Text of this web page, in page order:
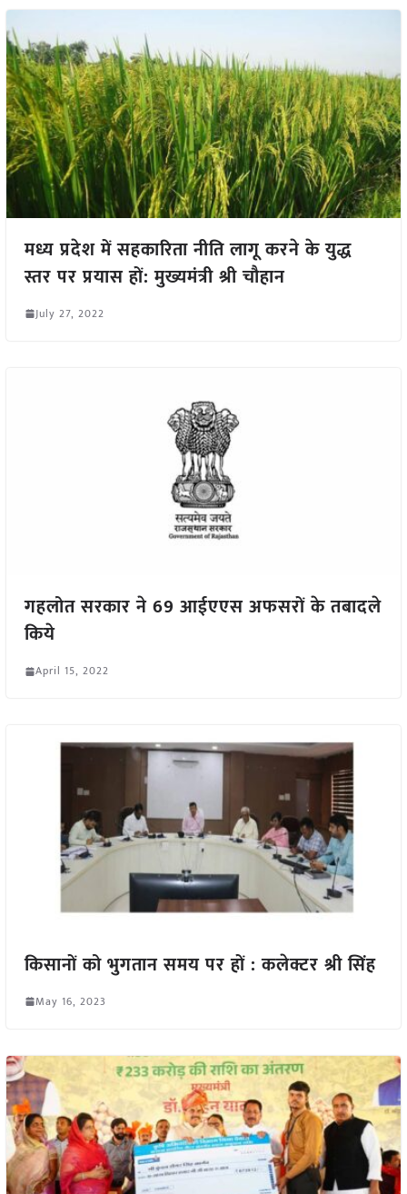
मध्य प्रदेश में सहकारिता नीति लागू करने के युद्ध
स्तर पर प्रयास हों: मुख्यमंत्री श्री चौहान
July 27, 2022
गहलोत सरकार ने 69 आईएएस अफसरों के तबादले
किये
April 15, 2022
किसानों को भुगतान समय पर हों : कलेक्टर श्री सिंह
May 16, 2023